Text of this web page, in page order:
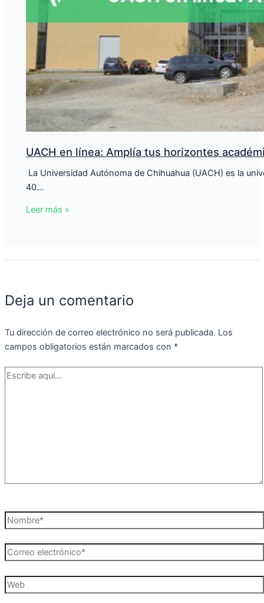
UACH en línea: Amplía tus horizontes
La Universidad Autónoma de Chihuahua (UACH) es la
40…
Leer más »
Deja un comentario
Tu dirección de correo electrónico no será publicada. Los
campos obligatorios están marcados con *
Escribe
Nombre*
Correo
electrónico*
Web